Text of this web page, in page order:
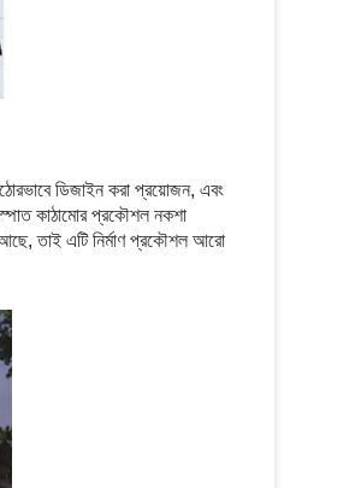
ডিজাইন করা প্রয়োজন, এবং
কাঠামোর প্রকৌশল নকশা
তাই এটি নির্মাণ প্রকৌশল আরো